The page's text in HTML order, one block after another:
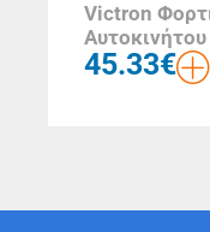
Victron
45.33€